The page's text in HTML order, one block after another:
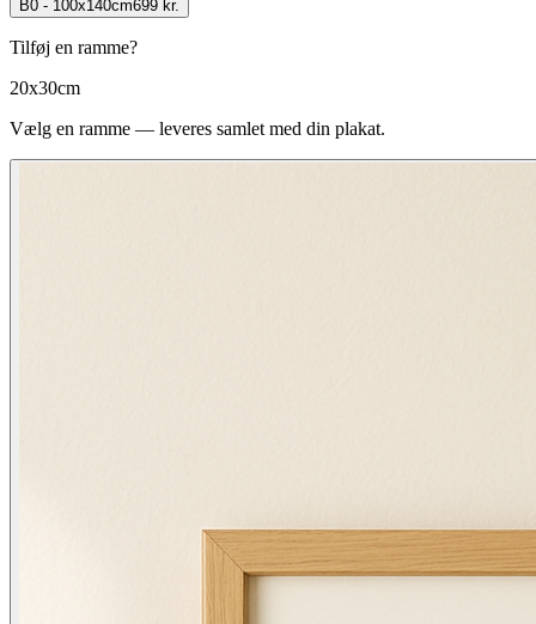
B0 - 100x140cm699 kr.
Tilføj en ramme?
20x30cm
Vælg en ramme — leveres samlet med din plakat.